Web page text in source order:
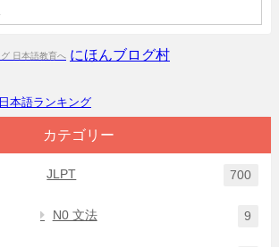
にほんブログ村
日本語ランキング
カテゴリー
JLPT 700
N0 文法 9